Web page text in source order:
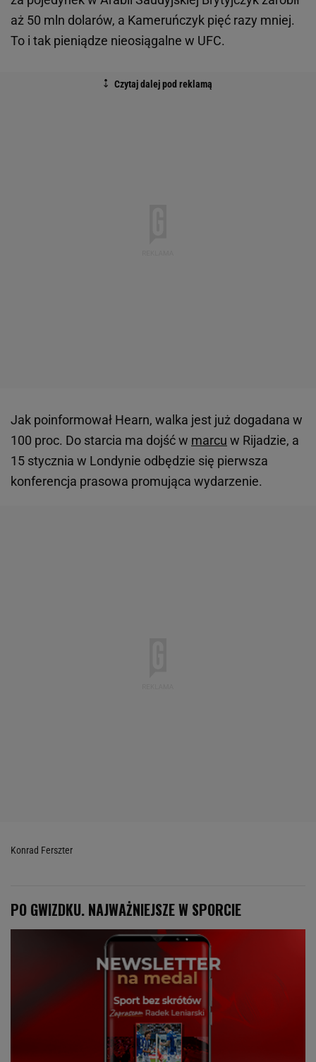
aż 50 mln dolarów, a Kameruńczyk pięć razy mniej.
To i tak pieniądze nieosiągalne w UFC.
Jak poinformował Hearn, walka jest już dogadana w
100 proc. Do starcia ma dojść w marcu w Rijadzie, a
15 stycznia w Londynie odbędzie się pierwsza
konferencja prasowa promująca wydarzenie.
Konrad Ferszter